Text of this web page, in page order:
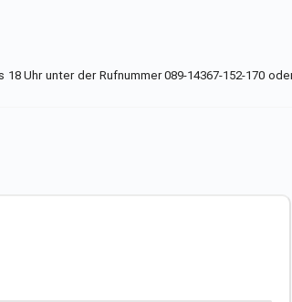
Uhr unter der Rufnummer 089-14367-152-170